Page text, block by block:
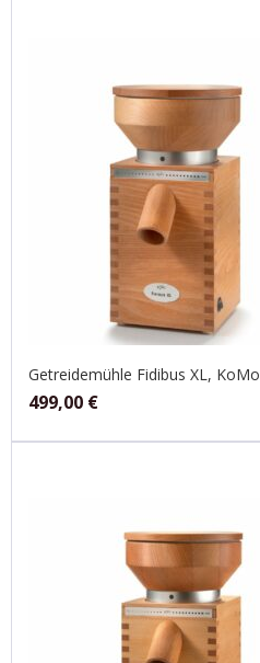
Getreidemühle Fidibus XL, KoMo
499,00 €